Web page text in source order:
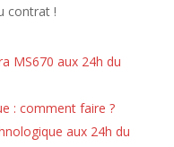
contrat !
MS670 aux 24h du
: comment faire ?
aux 24h du